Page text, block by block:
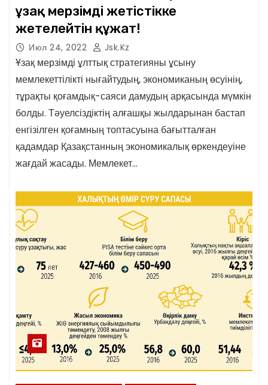
ұзақ мерзімді жетістікке
жетелейтін құжат!
Июл 24, 2022 Jsk.kz
Ұзақ мерзімді ұлттық стратегияны ұсыну
мемлекеттілікті нығайтудың, экономиканың өсуінің,
тұрақты қоғамдық-саяси дамудың арқасында мүмкін
болды. Тәуелсіздіктің алғашқы жылдарынан бастап
енгізілген қоғамның топтасуына бағытталған
қадамдар Қазақстанның экономикалық өркендеуіне
жағдай жасады. Мемлекет…